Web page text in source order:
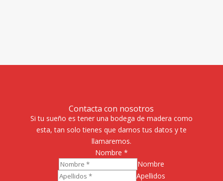
Contacta con nosotros
Si tu sueño es tener una bodega de madera como
esta, tan solo tienes que darnos tus datos y te
llamaremos.
Nombre *
Nombre
Apellidos